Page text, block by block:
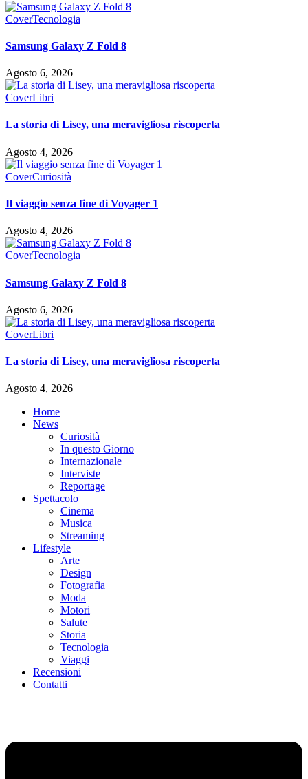
CoverTecnologia
Samsung Galaxy Z Fold 8
Agosto 6, 2026
CoverLibri
La storia di Lisey, una meravigliosa riscoperta
Agosto 4, 2026
CoverCuriosità
Il viaggio senza fine di Voyager 1
Agosto 4, 2026
CoverTecnologia
Samsung Galaxy Z Fold 8
Agosto 6, 2026
CoverLibri
La storia di Lisey, una meravigliosa riscoperta
Agosto 4, 2026
Home
News
Curiosità
In questo Giorno
Internazionale
Interviste
Reportage
Spettacolo
Cinema
Musica
Streaming
Lifestyle
Arte
Design
Fotografia
Moda
Motori
Salute
Storia
Tecnologia
Viaggi
Recensioni
Contatti